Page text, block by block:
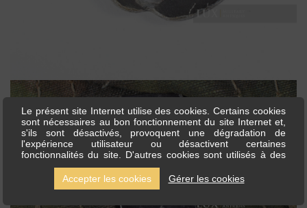
Le présent site Internet utilise des cookies. Certains cookies
sont nécessaires au bon fonctionnement du site Internet et,
s'ils sont désactivés, provoquent une dégradation de
l'expérience utilisateur ou désactivent certaines
fonctionnalités du site. D'autres cookies sont utilisés à des
fins d'analyse ou de marketing. Les cookies nous permettent
de personnaliser le contenu et les annonces, d'offrir des
fonctionnalités relatives aux médias sociaux et d'analyser
Accepter les cookies Gérer les cookies